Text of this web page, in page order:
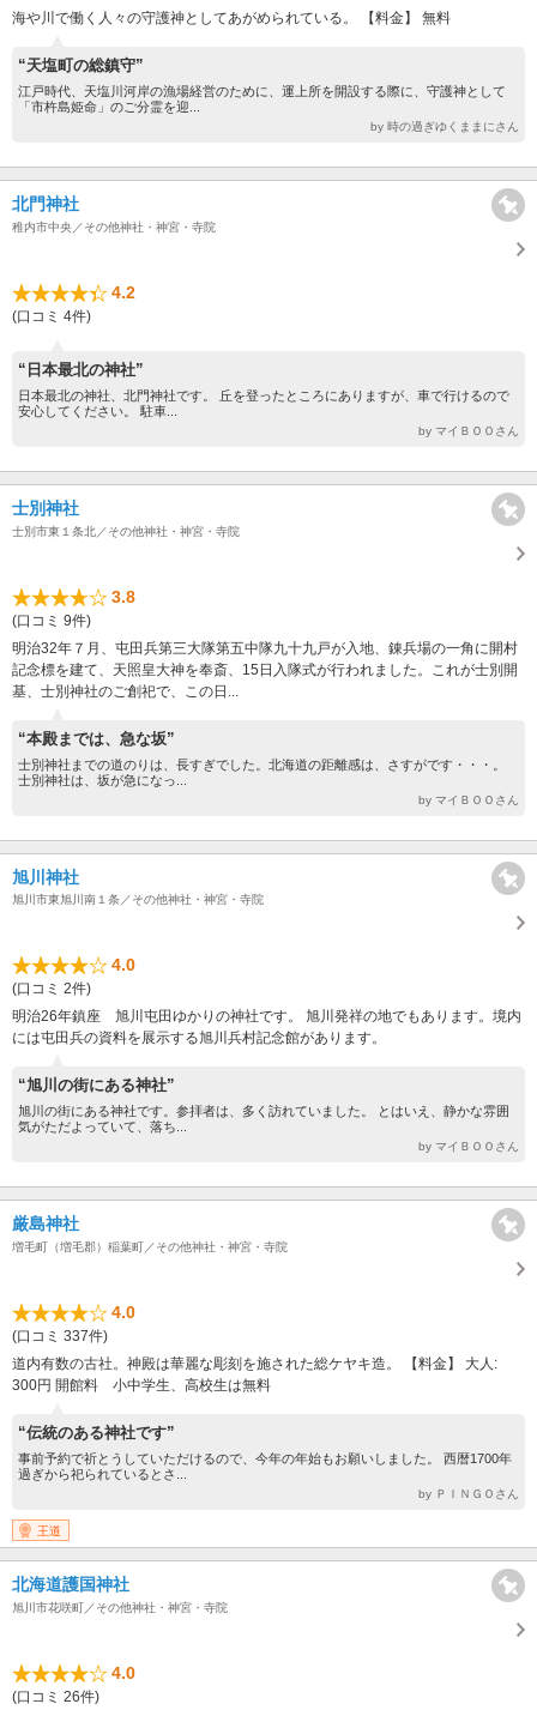
海や川で働く人々の守護神としてあがめられている。 【料金】 無料
“天塩町の総鎮守”
江戸時代、天塩川河岸の漁場経営のために、運上所を開設する際に、守護神として
「市杵島姫命」のご分霊を迎...
by 時の過ぎゆくままにさん
北門神社
稚内市中央／その他神社・神宮・寺院
4.2
(口コミ 4件)
“日本最北の神社”
日本最北の神社、北門神社です。 丘を登ったところにありますが、車で行けるので
安心してください。 駐車...
by マイＢＯＯさん
士別神社
士別市東１条北／その他神社・神宮・寺院
3.8
(口コミ 9件)
明治32年７月、屯田兵第三大隊第五中隊九十九戸が入地、錬兵場の一角に開村
記念標を建て、天照皇大神を奉斎、15日入隊式が行われました。これが士別開
基、士別神社のご創祀で、この日...
“本殿までは、急な坂”
士別神社までの道のりは、長すぎでした。北海道の距離感は、さすがです・・・。
士別神社は、坂が急になっ...
by マイＢＯＯさん
旭川神社
旭川市東旭川南１条／その他神社・神宮・寺院
4.0
(口コミ 2件)
明治26年鎮座 旭川屯田ゆかりの神社です。 旭川発祥の地でもあります。境内
には屯田兵の資料を展示する旭川兵村記念館があります。
“旭川の街にある神社”
旭川の街にある神社です。参拝者は、多く訪れていました。 とはいえ、静かな雰囲
気がただよっていて、落ち...
by マイＢＯＯさん
厳島神社
増毛町（増毛郡）稲葉町／その他神社・神宮・寺院
4.0
(口コミ 337件)
道内有数の古社。神殿は華麗な彫刻を施された総ケヤキ造。 【料金】 大人:
300円 開館料 小中学生、高校生は無料
“伝統のある神社です”
事前予約で祈とうしていただけるので、今年の年始もお願いしました。 西暦1700年
過ぎから祀られているとさ...
by ＰＩＮＧＯさん
王道
北海道護国神社
旭川市花咲町／その他神社・神宮・寺院
4.0
(口コミ 26件)